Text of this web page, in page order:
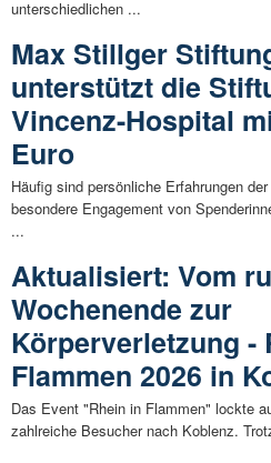
unterschiedlichen ...
Max Stillger
unterstützt die
Vincenz-Hospital
Euro
Häufig sind persönliche Erfahrungen
besondere Engagement von
...
Aktualisiert: Vom
Wochenende zur
Körperverletzung -
Flammen 2026 in
Das Event "Rhein in Flammen" lockte
zahlreiche Besucher nach Koblenz.